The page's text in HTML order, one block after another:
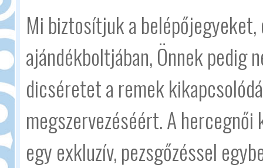
Mi biztosítjuk a
ajándékboltjában, Önnek pedig
dicséretet a remek
megszervezéséért. A
egy exkluzív, pezsgőzéssel